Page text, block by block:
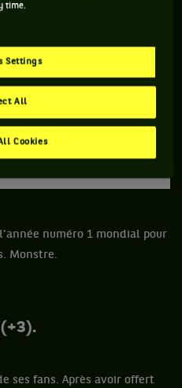
numéro 1 mondial pour
Monstre.
ses fans. Après avoir offert
time.
Settings
All
Cookies